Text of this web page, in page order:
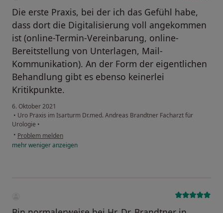
Die erste Praxis, bei der ich das Gefühl habe,
dass dort die Digitalisierung voll angekommen
ist (online-Termin-Vereinbarung, online-
Bereitstellung von Unterlagen, Mail-
Kommunikation). An der Form der eigentlichen
Behandlung gibt es ebenso keinerlei
Kritikpunkte.
6. Oktober 2021
• Uro Praxis im Isarturm Dr.med. Andreas Brandtner Facharzt für
Urologie •
• Problem melden
mehrwenigeranzeigen